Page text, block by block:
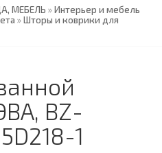
МЕБЕЛЬ »Интерьер и мебель
»Шторы и коврики для
BZ-
1